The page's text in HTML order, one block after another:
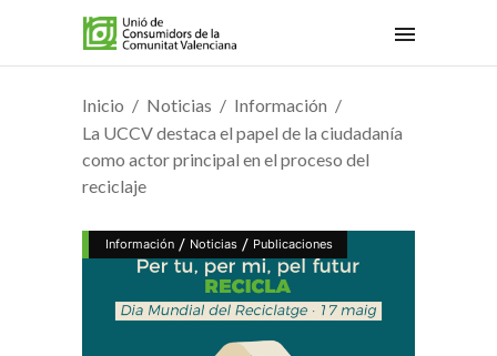
Inicio Noticias
Información
La UCCV destaca el papel de la ciudadanía
como actor principal en el proceso del
reciclaje
Información / Noticias / Publicaciones